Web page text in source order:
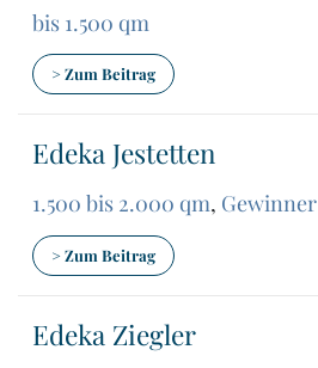
bis 1.500 qm
> Zum Beitrag
Edeka Jestetten
1.500 bis 2.000 qm, Gewinner
> Zum Beitrag
Edeka Ziegler